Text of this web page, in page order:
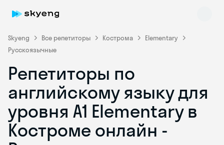
Skyeng Все репетиторы Кострома
Elementary
Русскоязычные
Репетиторы по
английскому языку для
уровня A1 Elementary в
Костроме онлайн -
Skyeng Chat
online